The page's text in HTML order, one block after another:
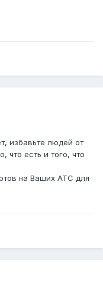
избавьте людей от
что есть и того, что
на Ваших АТС для